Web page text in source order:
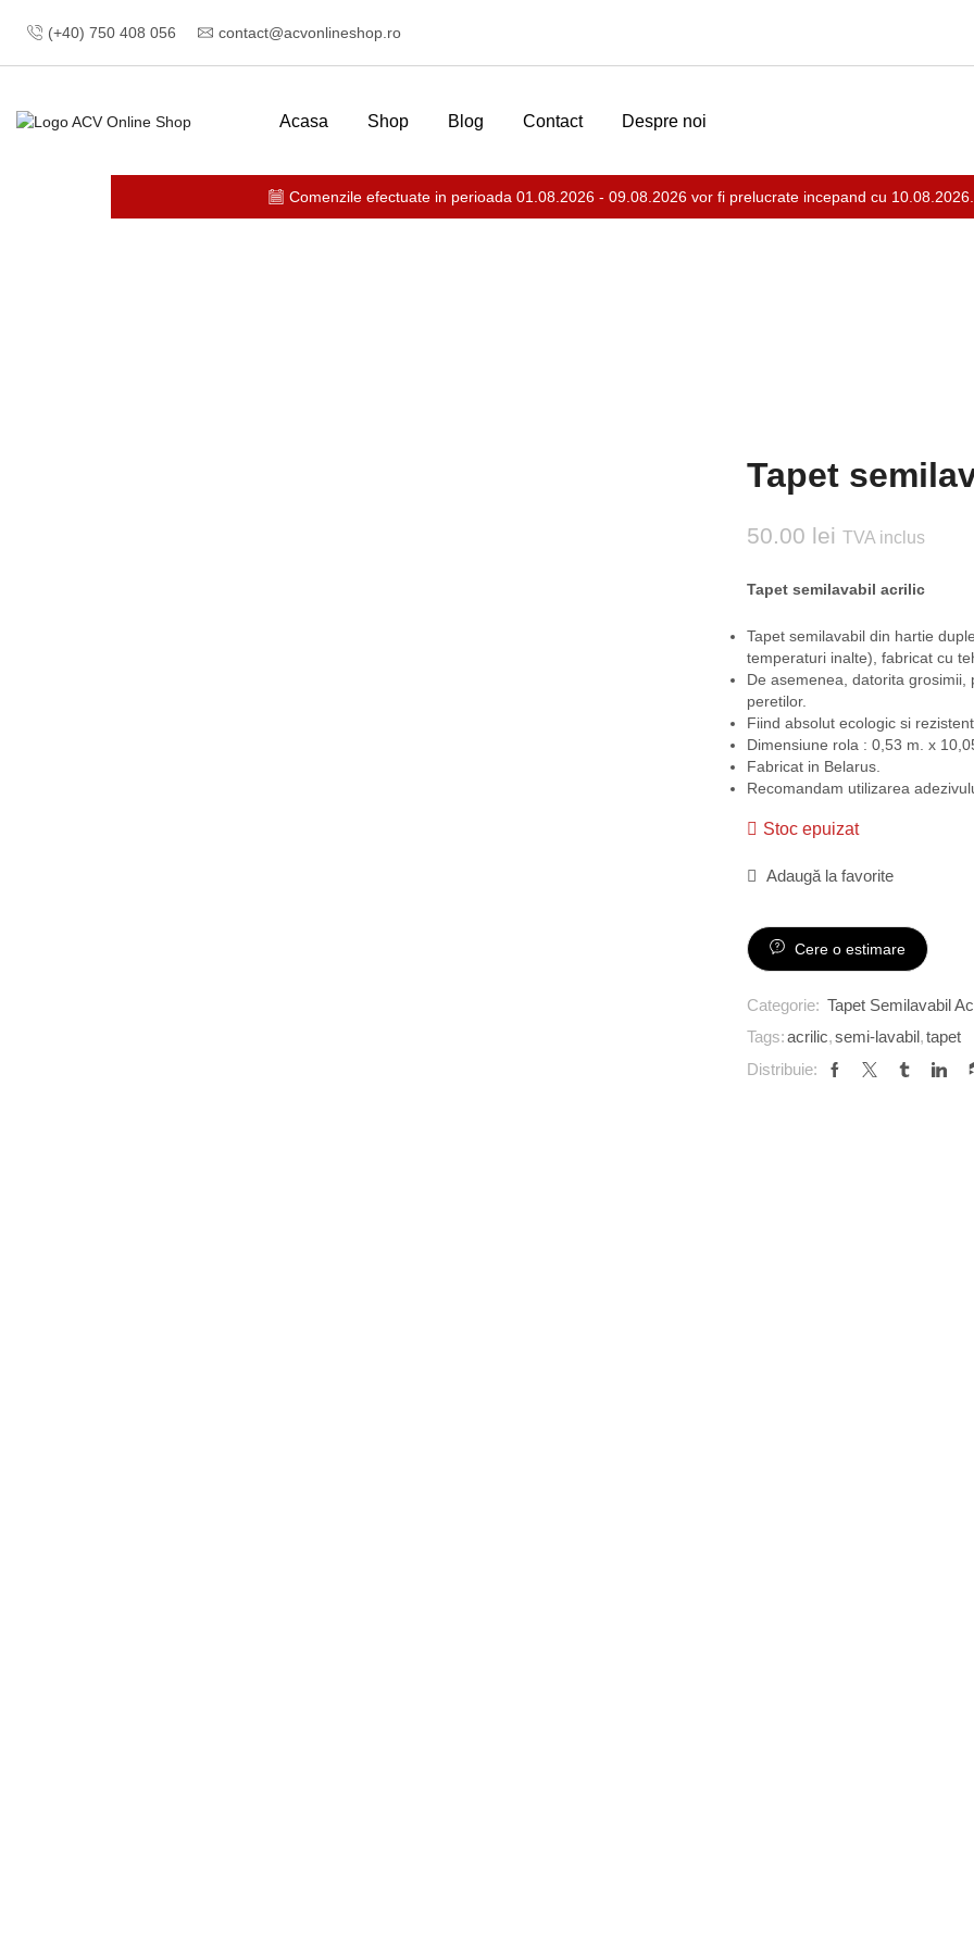
(+40) 750 408 056 contact@acvonlineshop.ro
Acasa Shop Blog Contact Despre noi
Comenzile efectuate in perioada 01.08.2026 - 09.08.2026 vor fi prelucrate incepand cu
Tapet
50.00 lei TVA inclus
Tapet semilavabil acrilic
Tapet semilavabil din hartie
temperaturi inalte), fabricat cu
De asemenea, datorita
peretilor.
Fiind absolut ecologic si
Dimensiune rola : 0,53 m. x
Fabricat in Belarus.
Recomandam utilizarea
Stoc epuizat
Adaugă la favorite
Cere o estimare
Categorie: Tapet Semilavabil
Tags:acrilic,semi-lavabil,tapet
Distribuie: